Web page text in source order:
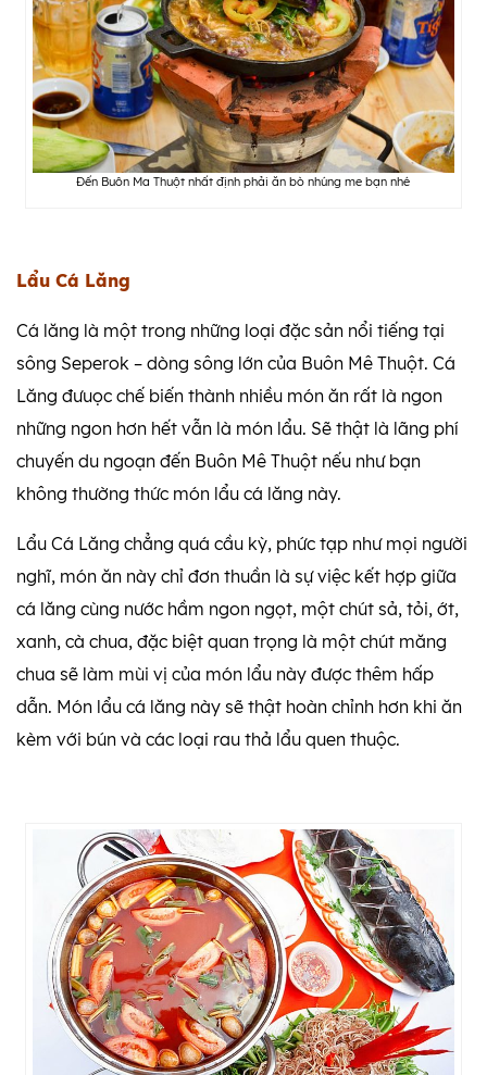
Đến Buôn Ma Thuột nhất định phải ăn bò nhúng me bạn nhé
Lẩu Cá Lăng
Cá lăng là một trong những loại đặc sản nổi tiếng tại
sông Seperok – dòng sông lớn của Buôn Mê Thuột. Cá
Lăng đưuọc chế biến thành nhiều món ăn rất là ngon
những ngon hơn hết vẫn là món lẩu. Sẽ thật là lãng phí
chuyến du ngoạn đến Buôn Mê Thuột nếu như bạn
không thường thức món lẩu cá lăng này.
Lẩu Cá Lăng chẳng quá cầu kỳ, phức tạp như mọi người
nghĩ, món ăn này chỉ đơn thuần là sự việc kết hợp giữa
cá lăng cùng nước hầm ngon ngọt, một chút sả, tỏi, ớt,
xanh, cà chua, đặc biệt quan trọng là một chút măng
chua sẽ làm mùi vị của món lẩu này được thêm hấp
dẫn. Món lẩu cá lăng này sẽ thật hoàn chỉnh hơn khi ăn
kèm với bún và các loại rau thả lẩu quen thuộc.